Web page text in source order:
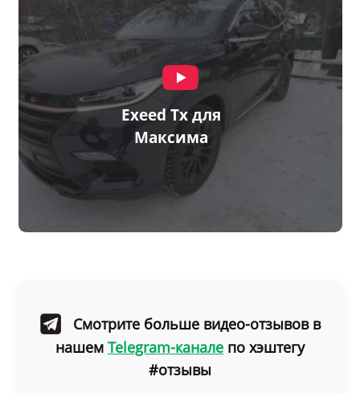
Exeed Tx для
Максима
Смотрите больше видео-отзывовв
нашем Telegram-канале по хэштегу
#отзывы